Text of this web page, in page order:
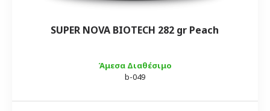
Άμεσα Διαθέσιμο
b-049
SUPER NOVA BIOTECH 282 gr Peach